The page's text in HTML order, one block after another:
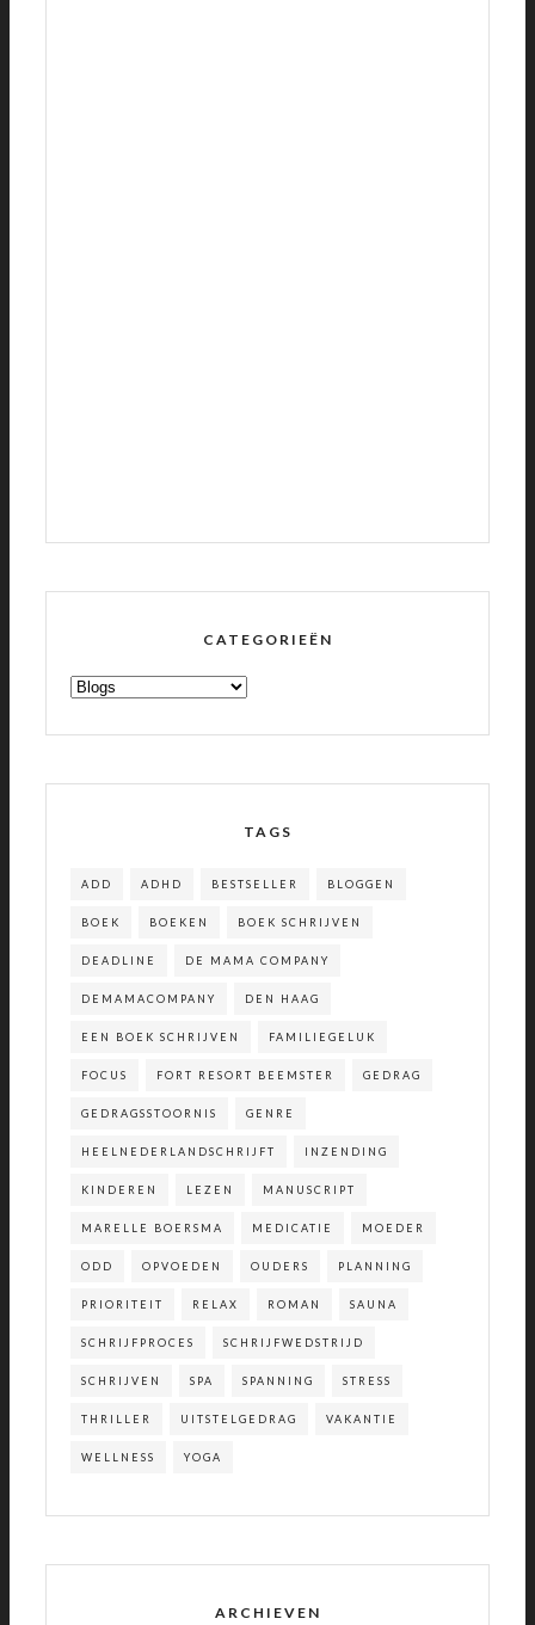
CATEGORIEËN
CATEGORIEËN
TAGS
ADD ADHD BESTSELLER BLOGGEN
BOEK BOEKEN BOEK SCHRIJVEN
DEADLINE DE MAMA COMPANY
DEMAMACOMPANY DEN HAAG
EEN BOEK SCHRIJVEN FAMILIEGELUK
FOCUS FORT RESORT BEEMSTER GEDRAG
GEDRAGSSTOORNIS GENRE
HEELNEDERLANDSCHRIJFT INZENDING
KINDEREN LEZEN MANUSCRIPT
MARELLE BOERSMA MEDICATIE MOEDER
ODD OPVOEDEN OUDERS PLANNING
PRIORITEIT RELAX ROMAN SAUNA
SCHRIJFPROCES SCHRIJFWEDSTRIJD
SCHRIJVEN SPA SPANNING STRESS
THRILLER UITSTELGEDRAG VAKANTIE
WELLNESS YOGA
ARCHIEVEN